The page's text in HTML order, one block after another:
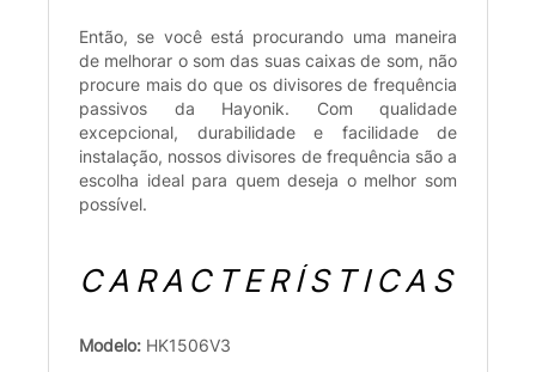
Então, se você está procurando uma maneira
de melhorar o som das suas caixas de som, não
procure mais do que os divisores de frequência
passivos da Hayonik. Com qualidade
excepcional, durabilidade e facilidade de
instalação, nossos divisores de frequência são a
escolha ideal para quem deseja o melhor som
possível.
CARACTERÍSTICAS
Modelo: HK1506V3